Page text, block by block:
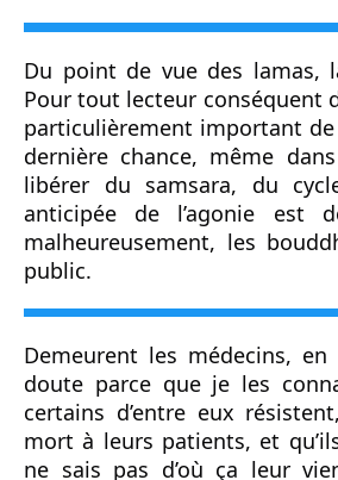
Du point de vue des lamas,
Pour tout lecteur conséquent
particulièrement important
dernière chance, même
libérer du samsara, du
anticipée de l’agonie est
malheureusement, les
public.
Demeurent les médecins, en
doute parce que je les
certains d’entre eux
mort à leurs patients, et
ne sais pas d’où ça leur